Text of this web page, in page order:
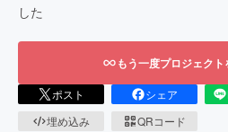
した
もう一度プロジェク
ポスト シェア
埋め込み
QRコード